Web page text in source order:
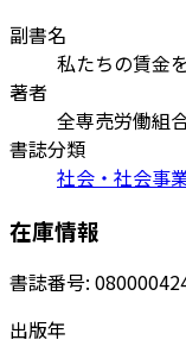
副書名
私たちの賃金
著者
全専売労働組
書誌分類
社会・社会事
在庫情報
書誌番号:
出版年